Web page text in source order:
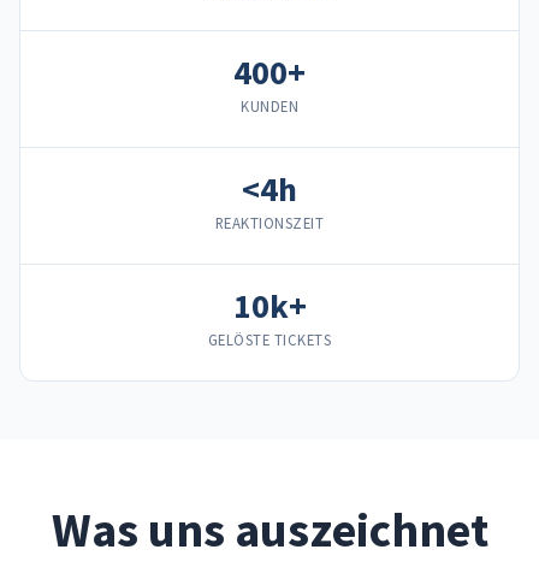
400+
KUNDEN
<4h
REAKTIONSZEIT
10k+
GELÖSTE TICKETS
Was uns auszeichnet